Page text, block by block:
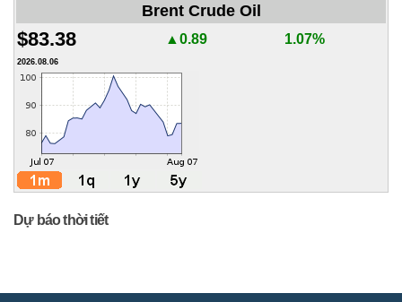
Brent Crude Oil
$83.38 ▲0.89 1.07%
2026.08.06
Dự báo thời tiết